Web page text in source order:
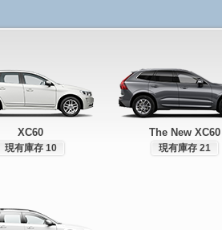
XC60
現有庫存 10
The New XC60
現有庫存 21